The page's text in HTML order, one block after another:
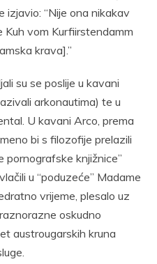
izjavio: “Nije ona nikakav
vom Kurfiirstendamm
krava].”
su se poslije u kavani
arkonautima) te u
U kavani Arco, prema
bi s filozofije prelazili
pornografske knjižnice”
u “poduzeće” Madame
vrijeme, plesalo uz
oskudno
austrougarskih kruna